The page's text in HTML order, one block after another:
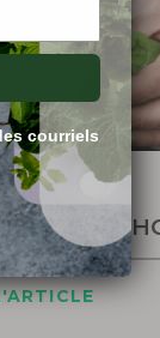
courriels